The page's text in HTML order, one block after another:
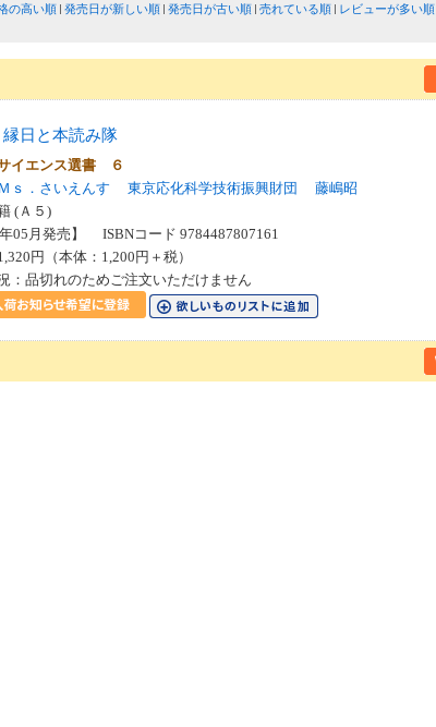
の高い順 発売日が新しい順 発売日が古い順 売れている順 レビューが多い順
日と本読み隊
イエンス選書 ６
ｓ．さいえんす
東京応化科学技術振興財団
藤嶋昭
(Ａ５)
年05月発売】 ISBNコード 9784487807161
円（本体：1,200円＋税）
：品切れのためご注文いただけません